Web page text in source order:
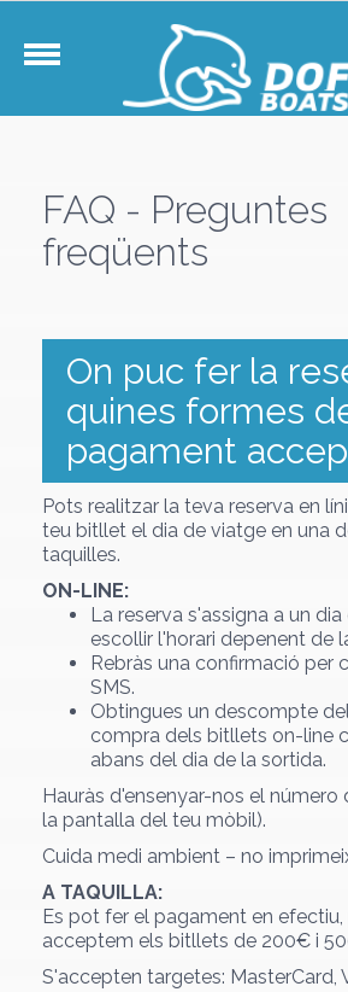
FAQ - Preguntes
freqüents
On puc fer la
quines formes
pagament
Pots realitzar la teva reserva en
teu bitllet el dia de viatge en una
taquilles.
ON-LINE:
La reserva s'assigna a un
escollir l'horari depenent de
Rebràs una confirmació per
SMS.
Obtingues un descompte
compra dels bitllets on-line
abans del dia de la sortida.
Hauràs d'ensenyar-nos el número
la pantalla del teu mòbil).
Cuida medi ambient – no
A TAQUILLA:
Es pot fer el pagament en efectiu,
acceptem els bitllets de 200€ i
S'accepten targetes: MasterCard,